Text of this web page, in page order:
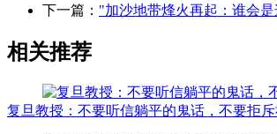
下一篇： "加沙地带烽火再起：谁会
相关推荐
复旦教授：不要听信躺平的鬼话，不要拒